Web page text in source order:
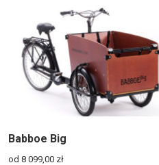
Babboe Big
od 8 099,00 zł